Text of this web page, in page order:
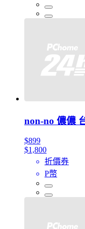
non-no 儂儂
$899
$1,800
折價券
P幣